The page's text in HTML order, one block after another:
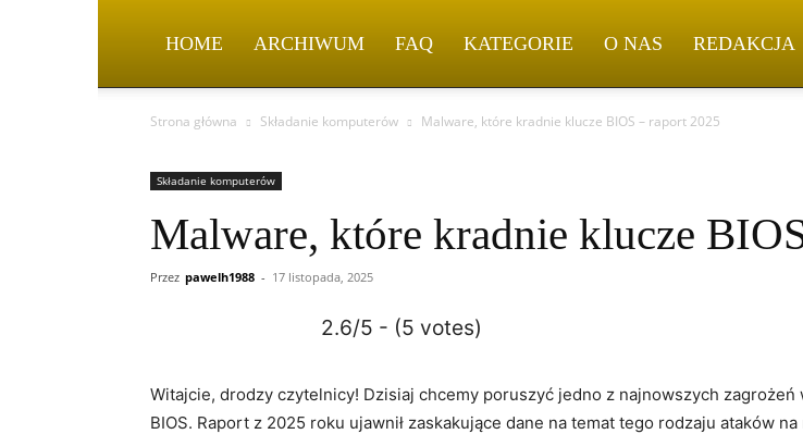
HOME ARCHIWUM FAQ KATEGORIE O NAS REDAKCJA
Strona główna Składanie komputerów Malware, które kradnie klucze BIOS – raport 2025
Składanie komputerów
Malware, które kradnie klucze
Przez pawelh1988 - 17 listopada, 2025
2.6/5 - (5 votes)
Witajcie, drodzy czytelnicy! Dzisiaj chcemy poruszyć ‌jedno z najnowszych
BIOS. Raport z 2025⁤ roku ujawnił zaskakujące dane na temat tego rodzaju ataków